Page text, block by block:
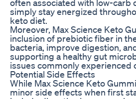
often associated with low-carb
simply stay energized
keto diet.
Moreover, Max Science Keto
inclusion of prebiotic fiber in
bacteria, improve digestion,
supporting a healthy gut
issues commonly experienced
Potential Side Effects
While Max Science Keto
minor side effects when first